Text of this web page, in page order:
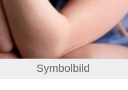
Symbolbild